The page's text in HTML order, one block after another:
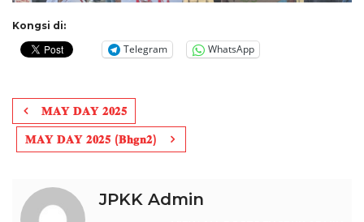
Kongsi di:
Telegram WhatsApp
Post
navigation
𝐌𝐀𝐘 𝐃𝐀𝐘 𝟐𝟎𝟐𝟓
𝐌𝐀𝐘 𝐃𝐀𝐘 𝟐𝟎𝟐𝟓 (𝐁𝐡𝐠𝐧𝟐)
JPKK Admin